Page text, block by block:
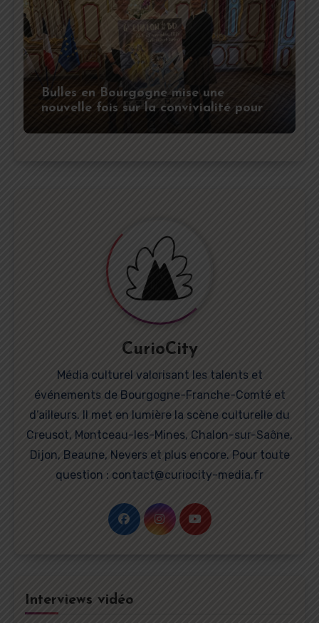
Bulles en Bourgogne mise une
nouvelle fois sur la convivialité pour
CurioCity
Média culturel valorisant les talents et
événements de Bourgogne-Franche-Comté et
d’ailleurs. Il met en lumière la scène culturelle du
Creusot, Montceau-les-Mines, Chalon-sur-Saône,
Dijon, Beaune, Nevers et plus encore. Pour toute
question : contact@curiocity-media.fr
Interviews vidéo